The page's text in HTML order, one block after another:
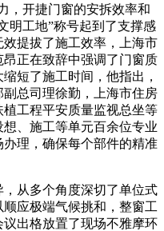
开捷门窗的安拆效率和
明工地”称号起到了支撑感
提拔了施工效率，上海市
正在致辞中强调了门窗质
短了施工时间，他指出，
副总司理徐勤，上海市住房
工程平安质量监视总坐等
、施工等单元百余位专业
理，确保每个部件的精准
从多个角度深切了单位式
应极端气候挑和，整窗工
出格放置了现场不雅摩环